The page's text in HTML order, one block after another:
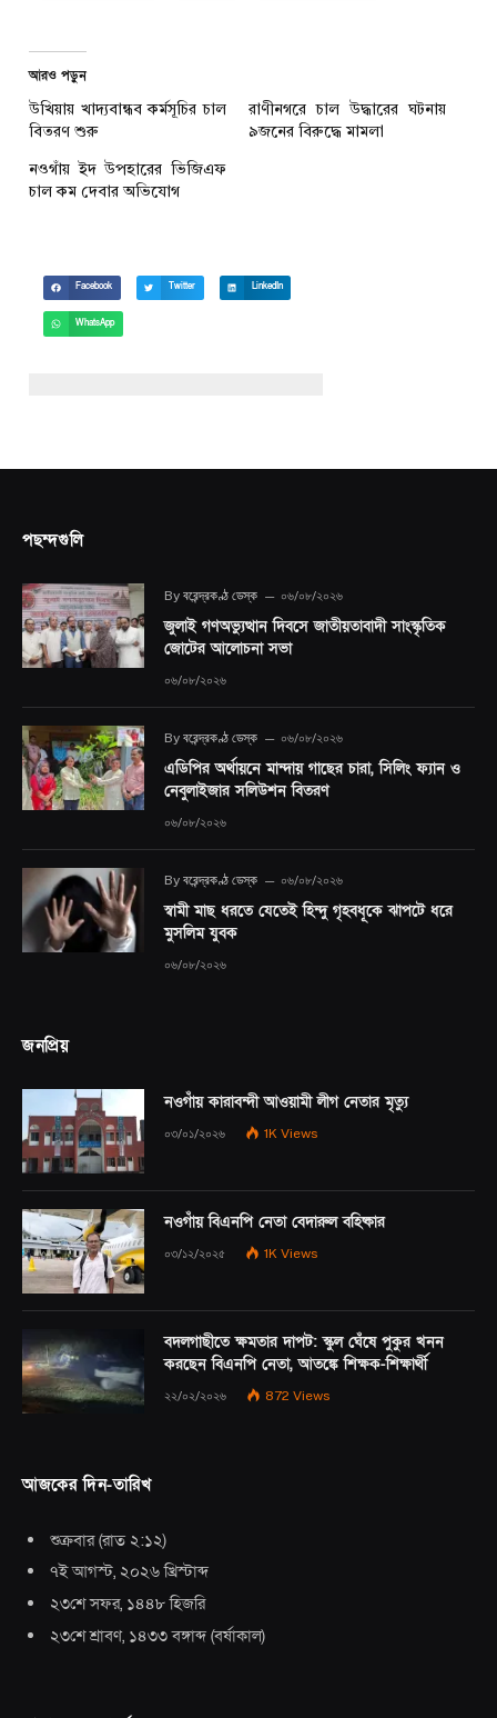
আরও পড়ুন
উখিয়ায় খাদ্যবান্ধব কর্মসূচির চাল
বিতরণ শুরু
রাণীনগরে চাল উদ্ধারের ঘটনায়
৯জনের বিরুদ্ধে মামলা
নওগাঁয় ইদ উপহারের ভিজিএফ
চাল কম দেবার অভিযোগ
Facebook Twitter LinkedIn
WhatsApp
পছন্দগুলি
By বরেন্দ্রকণ্ঠ ডেস্ক ০৬/০৮/২০২৬
জুলাই গণঅভ্যুত্থান দিবসে জাতীয়তাবাদী সাংস্কৃতিক
জোটের আলোচনা সভা
০৬/০৮/২০২৬
By বরেন্দ্রকণ্ঠ ডেস্ক ০৬/০৮/২০২৬
এডিপির অর্থায়নে মান্দায় গাছের চারা, সিলিং ফ্যান ও
নেবুলাইজার সলিউশন বিতরণ
০৬/০৮/২০২৬
By বরেন্দ্রকণ্ঠ ডেস্ক ০৬/০৮/২০২৬
স্বামী মাছ ধরতে যেতেই হিন্দু গৃহবধূকে ঝাপটে ধরে
মুসলিম যুবক
০৬/০৮/২০২৬
জনপ্রিয়
নওগাঁয় কারাবন্দী আওয়ামী লীগ নেতার মৃত্যু
০৩/০১/২০২৬ 1K Views
নওগাঁয় বিএনপি নেতা বেদারুল বহিষ্কার
০৩/১২/২০২৫ 1K Views
বদলগাছীতে ক্ষমতার দাপট: স্কুল ঘেঁষে পুকুর খনন
করছেন বিএনপি নেতা, আতঙ্কে শিক্ষক-শিক্ষার্থী
২২/০২/২০২৬ 872 Views
আজকের দিন-তারিখ
শুক্রবার(রাত ২:১২)
৭ই আগস্ট, ২০২৬ খ্রিস্টাব্দ
২৩শে সফর, ১৪৪৮ হিজরি
২৩শে শ্রাবণ, ১৪৩৩ বঙ্গাব্দ (বর্ষাকাল)